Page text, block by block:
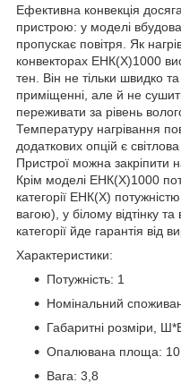
Ефективна конвекція
пристрою: у моделі
пропускає повітря. Як
конвекторах ЕНК(Х)1000
тен. Він не тільки швидко та
приміщенні, але й не
переживати за рівень
Температуру нагрівання
додаткових опцій є
Пристрої можна закріпити
Крім моделі ЕНК(Х)1000
категорії ЕНК(Х)
вагою), у білому відтінку та
категорії йде гарантія від
Характеристики:
Потужність: 1
Номінальний
Габаритні розміри,
Опалювана площа: 10
Вага: 3,8